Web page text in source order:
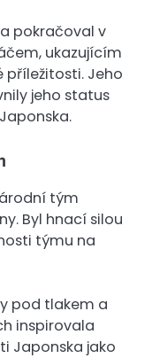
pokračoval v
ukazujícím
Jeho
jeho status
tým
Byl hnací silou
týmu na
pod tlakem a
inspirovala
Japonska jako